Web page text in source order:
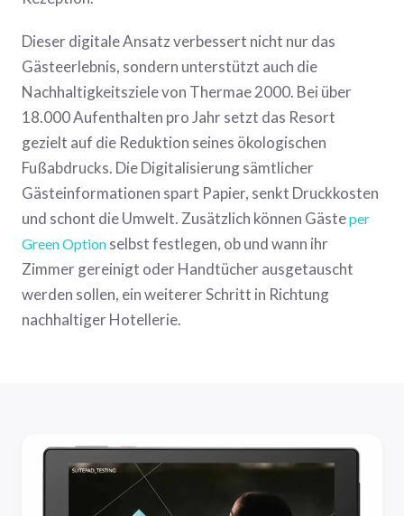
Dieser digitale Ansatz verbessert nicht nur das
Gästeerlebnis, sondern unterstützt auch die
Nachhaltigkeitsziele von Thermae 2000. Bei über
18.000 Aufenthalten pro Jahr setzt das Resort
gezielt auf die Reduktion seines ökologischen
Fußabdrucks. Die Digitalisierung sämtlicher
Gästeinformationen spart Papier, senkt Druckkosten
und schont die Umwelt. Zusätzlich können Gästeper
Green Option selbst festlegen, ob und wann ihr
Zimmer gereinigt oder Handtücher ausgetauscht
werden sollen, ein weiterer Schritt in Richtung
nachhaltiger Hotellerie.